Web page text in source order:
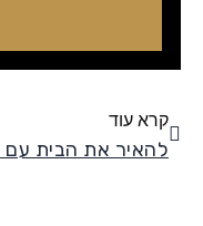
קרא עוד